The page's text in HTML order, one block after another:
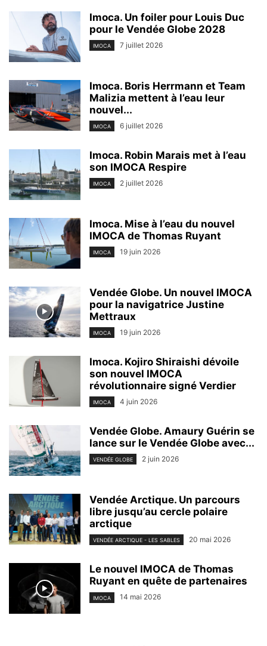
Imoca. Un foiler pour Louis Duc
pour le Vendée Globe 2028
IMOCA 7 juillet 2026
Imoca. Boris Herrmann et Team
Malizia mettent à l’eau leur
nouvel...
IMOCA 6 juillet 2026
Imoca. Robin Marais met à l’eau
son IMOCA Respire
IMOCA 2 juillet 2026
Imoca. Mise à l’eau du nouvel
IMOCA de Thomas Ruyant
IMOCA 19 juin 2026
Vendée Globe. Un nouvel IMOCA
pour la navigatrice Justine
Mettraux
IMOCA 19 juin 2026
Imoca. Kojiro Shiraishi dévoile
son nouvel IMOCA
révolutionnaire signé Verdier
IMOCA 4 juin 2026
Vendée Globe. Amaury Guérin se
lance sur le Vendée Globe avec...
VENDÉE GLOBE 2 juin 2026
Vendée Arctique. Un parcours
libre jusqu’au cercle polaire
arctique
VENDÉE ARCTIQUE - LES SABLES 20 mai 2026
Le nouvel IMOCA de Thomas
Ruyant en quête de partenaires
IMOCA 14 mai 2026